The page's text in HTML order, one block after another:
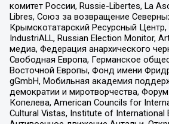
комитет России, Russie-Libertes, La
Libres, Союз за возвращение
Крымскотатарский Ресурсный
IndustriALL, Russian Election Monitor,
медиа, Федерация анархического
Свободная Европа, Германское
Восточной Европы, Фонд имени
gGmbH, Мобильная академия
демократии и миротворчества,
Копелева, American Councils for
Cultural Vistas, Institute of International